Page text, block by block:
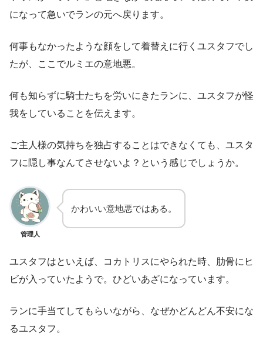
になって急いでランの元へ戻ります。
何事もなかったような顔をして着替えに行くユスタフでし
たが、ここでルミエの意地悪。
何も知らずに騎士たちを労いにきたランに、ユスタフが怪
我をしていることを伝えます。
ご主人様の気持ちを独占することはできなくても、ユスタ
フに隠し事なんてさせないよ？という感じでしょうか。
管理人
かわいい意地悪ではある。
ユスタフはといえば、コカトリスにやられた時、肋骨にヒ
ビが入っていたようで。ひどいあざになっています。
ランに手当てしてもらいながら、なぜかどんどん不安にな
るユスタフ。